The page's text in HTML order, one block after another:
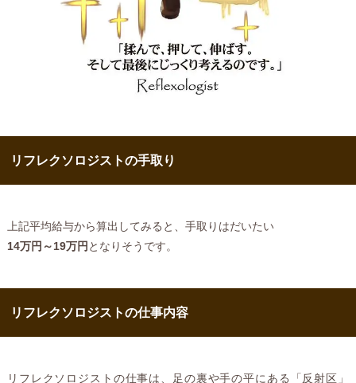
リフレクソロジストの手取り
上記平均給与から算出してみると、手取りはだいたい
14万円～19万円 となりそうです。
リフレクソロジストの仕事内容
リフレクソロジストの仕事は、足の裏や手の平にある「反射区」